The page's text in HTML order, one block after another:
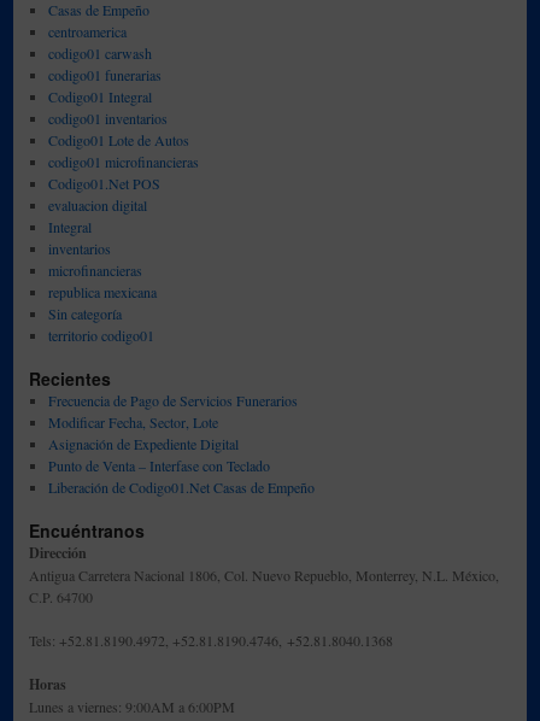
Casas de Empeño
centroamerica
codigo01 carwash
codigo01 funerarias
Codigo01 Integral
codigo01 inventarios
Codigo01 Lote de Autos
codigo01 microfinancieras
Codigo01.Net POS
evaluacion digital
Integral
inventarios
microfinancieras
republica mexicana
Sin categoría
territorio codigo01
Recientes
Frecuencia de Pago de Servicios Funerarios
Modificar Fecha, Sector, Lote
Asignación de Expediente Digital
Punto de Venta – Interfase con Teclado
Liberación de Codigo01.Net Casas de Empeño
Encuéntranos
Dirección
Antigua Carretera Nacional 1806, Col. Nuevo Repueblo, Monterrey, N.L. México,
C.P. 64700
Tels: +52.81.8190.4972, +52.81.8190.4746, +52.81.8040.1368
Horas
Lunes a viernes: 9:00AM a 6:00PM